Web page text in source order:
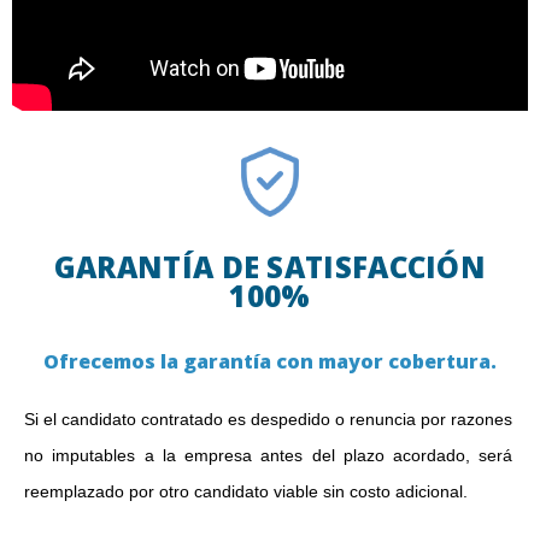
GARANTÍA DE SATISFACCIÓN
100%
Ofrecemos la garantía con mayor cobertura.
Si el candidato contratado es despedido o renuncia por razones
no imputables a la empresa antes del plazo acordado, será
reemplazado por otro candidato viable sin costo adicional.